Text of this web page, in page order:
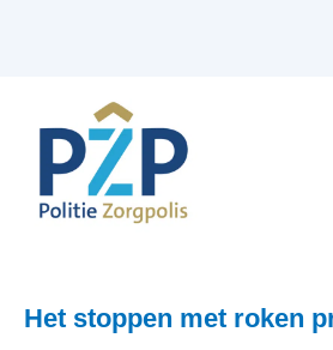
Het stoppen met roken